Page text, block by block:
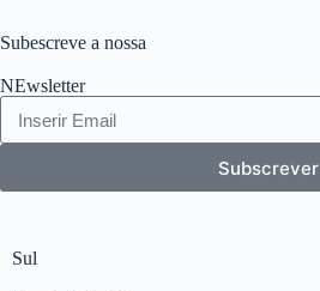
Subescreve a nossa
NEwsletter
Subscrever
Sul